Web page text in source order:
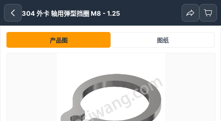
304 外卡 轴用弹型挡圈 M8 - 1.25
产品图 图纸